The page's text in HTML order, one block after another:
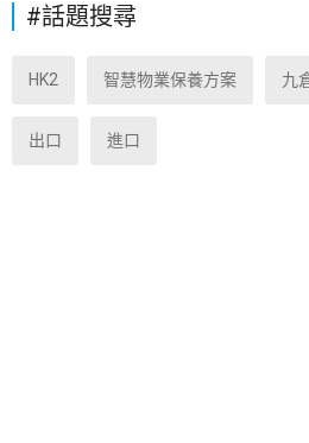
#話題搜尋
HK2 智慧物業保養方案 九
出口 進口